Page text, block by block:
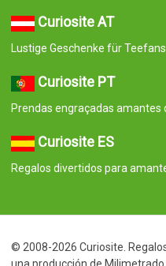
Curiosite AT
Lustige Geschenke für Teefans
Curiosite PT
Prendas engraçadas amantes
Curiosite ES
Regalos divertidos para
© 2008-2026 Curiosite.